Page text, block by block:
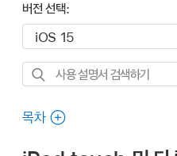
버전 선택:
사용
검색하기
목차